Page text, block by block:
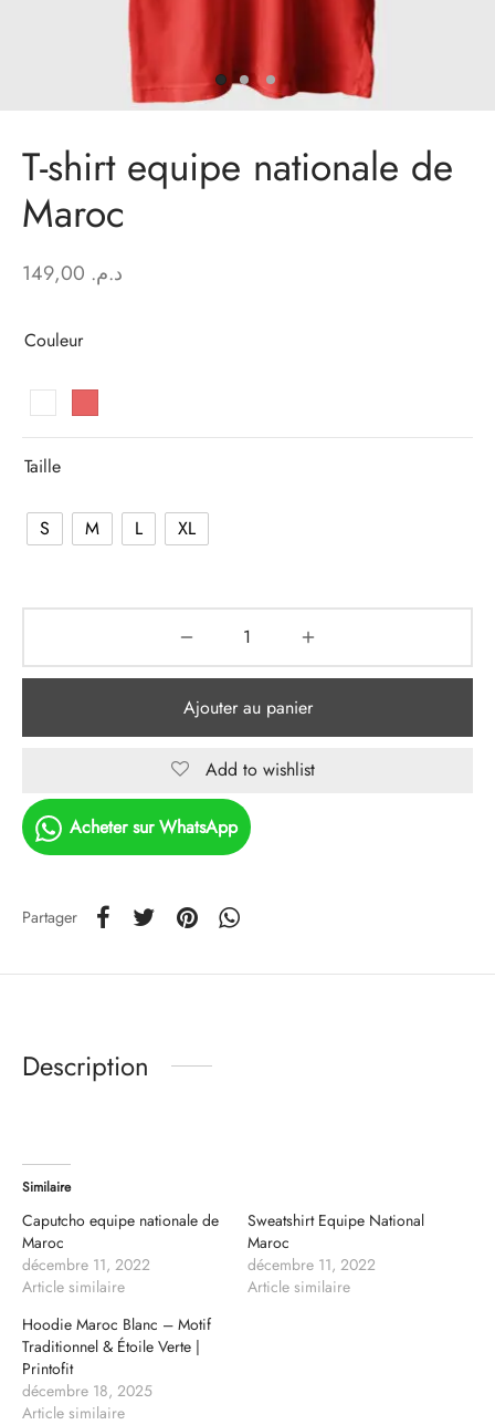
T-shirt equipe nationale de
Maroc
د.م.
Couleur
Taille
S M L XL
Ajouter au panier
Add to wishlist
Acheter sur WhatsApp
Partager
Description
Similaire
Caputcho equipe nationale de
Maroc
décembre 11, 2022
Article similaire
Sweatshirt Equipe National
Maroc
décembre 11, 2022
Article similaire
Hoodie Maroc Blanc – Motif
Traditionnel & Étoile Verte |
Printofit
décembre 18, 2025
Article similaire